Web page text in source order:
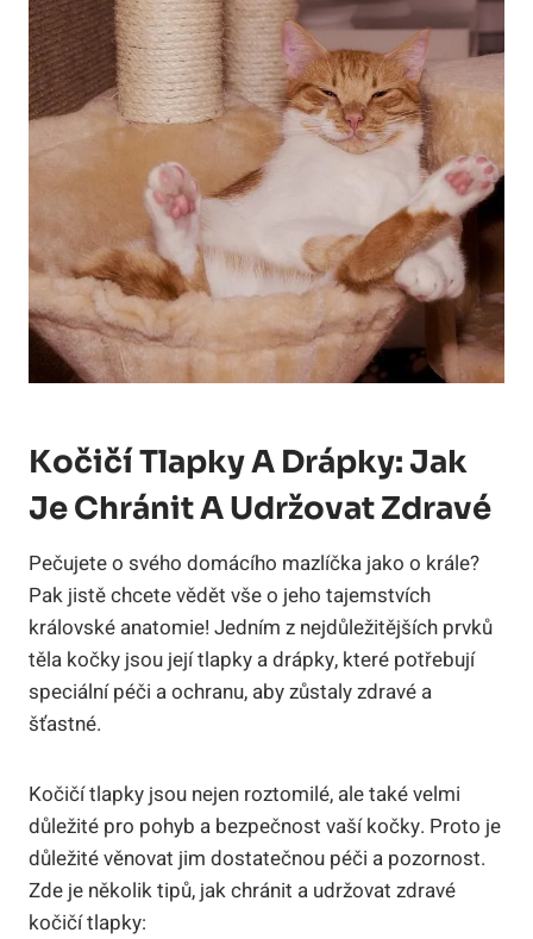
Kočičí Tlapky A Drápky: Jak
Je Chránit A Udržovat Zdravé
Pečujete o svého domácího mazlíčka jako o krále?
Pak jistě chcete vědět vše o jeho tajemstvích
královské anatomie! Jedním z nejdůležitějších prvků
těla kočky jsou její tlapky a drápky, které potřebují
speciální péči a ochranu, aby zůstaly zdravé a
šťastné.
Kočičí tlapky jsou nejen roztomilé, ale také velmi
důležité pro pohyb a bezpečnost vaší kočky. Proto je
důležité věnovat jim dostatečnou péči a pozornost.
Zde je několik tipů, jak chránit a udržovat zdravé
kočičí tlapky: